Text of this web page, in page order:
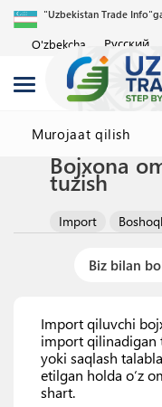
"Uzbekistan Trade
O'zbekcha Русский
Murojaat qilish
Bojxona
tuzish
Import
Biz bilan
Import qiluvchi
import qilinadigan
yoki saqlash
etilgan holda o‘z
shart.